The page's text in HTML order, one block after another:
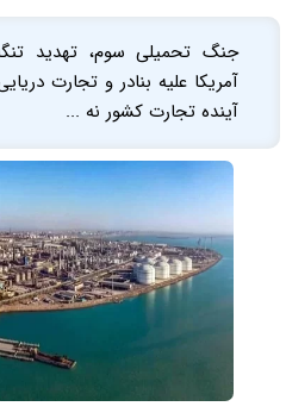
جنگ تحمیلی سوم، تهدید
آمریکا علیه بنادر و تجارت
آینده تجارت کشور نه ...